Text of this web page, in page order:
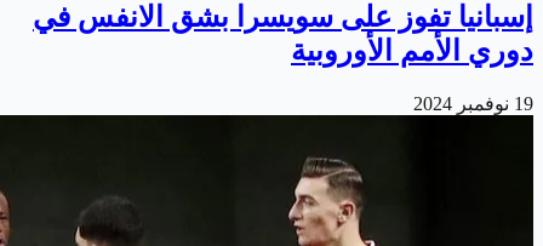
إسبانيا تفوز على سويسرا بشق الانفس في
دوري الأمم الأوروبية
19 نوفمبر 2024